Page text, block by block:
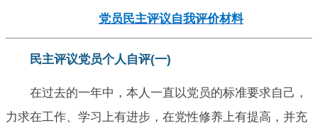
党员民主评议自我评价材料
民主评议党员个人自评(一)
在过去的一年中，本人一直以党员的标准要求自己，
力求在工作、学习上有进步，在党性修养上有提高，并充